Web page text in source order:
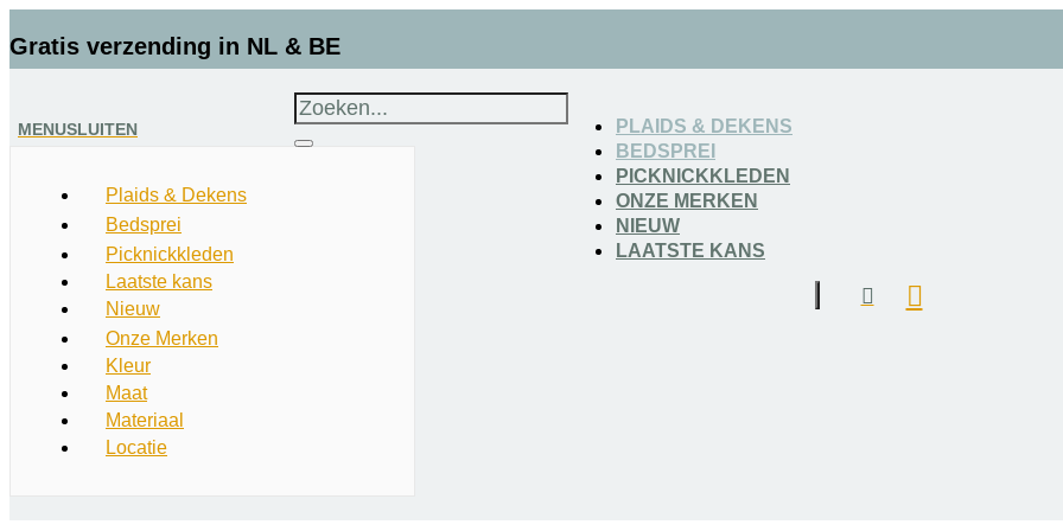
Gratis verzending in NL & BE
Voor 22:00u besteld = vandaag verzonden
Uniek duurzaam assortiment
Beoordeeld met een 9
PLAIDS & DEKENS
BEDSPREI
PICKNICKKLEDEN
ONZE MERKEN
NIEUW
LAATSTE KANS
MENUSLUITEN
Plaids & Dekens
Bedsprei
Picknickkleden
Laatste kans
Nieuw
Onze Merken
Kleur
Maat
Materiaal
Locatie
Winkel→Bedsprei→ → Ecuafina – Effen Plaid met Alpacawol – Oker Geel